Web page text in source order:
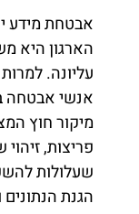
אבטחת מידע
הארגון היא
עליונה.
מיקור חוץ
פריצות,
שעלולות
הגנת